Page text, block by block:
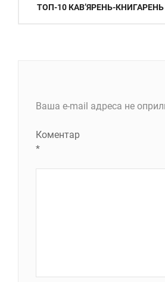
ТОП-10 КАВ’ЯРЕНЬ-
Ваша e-mail адреса не
Коментар
*